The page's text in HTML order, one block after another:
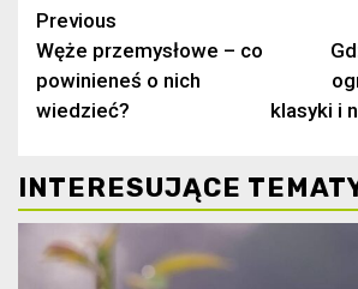
Continue
Reading
Previous
Węże przemysłowe – co
powinieneś o nich
wiedzieć?
klasyki i
INTERESUJĄCE